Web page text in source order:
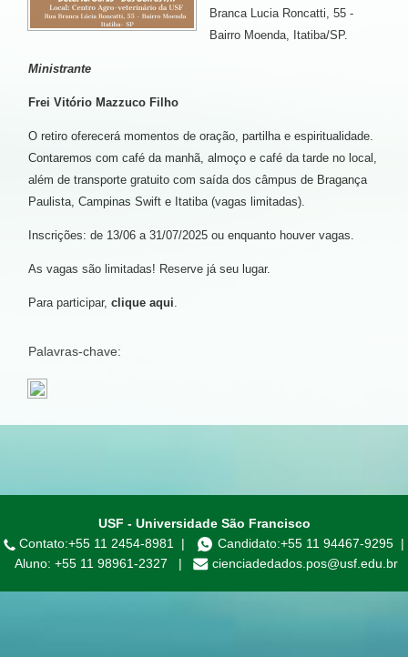
Branca Lucia Roncatti, 55 -
Bairro Moenda, Itatiba/SP.
Ministrante
Frei Vitório Mazzuco Filho
O retiro oferecerá momentos de oração, partilha e espiritualidade.
Contaremos com café da manhã, almoço e café da tarde no local,
além de transporte gratuito com saída dos câmpus de Bragança
Paulista, Campinas Swift e Itatiba (vagas limitadas).
Inscrições: de 13/06 a 31/07/2025 ou enquanto houver vagas.
As vagas são limitadas! Reserve já seu lugar.
Para participar, clique aqui.
Palavras-chave:
USF - Universidade São Francisco
Contato:+55 11 2454-8981 | Candidato:+55 11 94467-9295 |
Aluno: +55 11 98961-2327 | cienciadedados.pos@usf.edu.br